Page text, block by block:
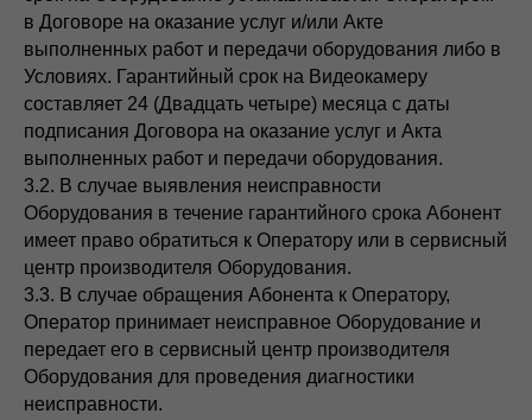
в Договоре на оказание услуг и/или Акте
выполненных работ и передачи оборудования либо в
Условиях. Гарантийный срок на Видеокамеру
составляет 24 (Двадцать четыре) месяца с даты
подписания Договора на оказание услуг и Акта
выполненных работ и передачи оборудования.
3.2. В случае выявления неисправности
Оборудования в течение гарантийного срока Абонент
имеет право обратиться к Оператору или в сервисный
центр производителя Оборудования.
3.3. В случае обращения Абонента к Оператору,
Оператор принимает неисправное Оборудование и
передает его в сервисный центр производителя
Оборудования для проведения диагностики
неисправности.